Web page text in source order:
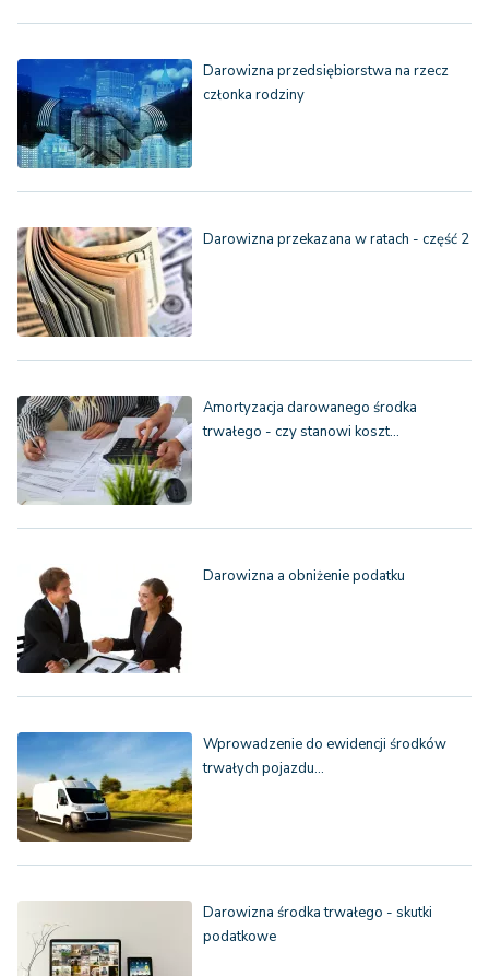
Darowizna przedsiębiorstwa na rzecz
członka rodziny
Darowizna przekazana w ratach - część 2
Amortyzacja darowanego środka
trwałego - czy stanowi koszt…
Darowizna a obniżenie podatku
Wprowadzenie do ewidencji środków
trwałych pojazdu…
Darowizna środka trwałego - skutki
podatkowe